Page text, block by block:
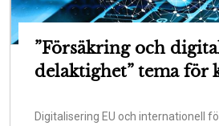
”Försäkring och
delaktighet” tema för
Digitalisering EU och internationell